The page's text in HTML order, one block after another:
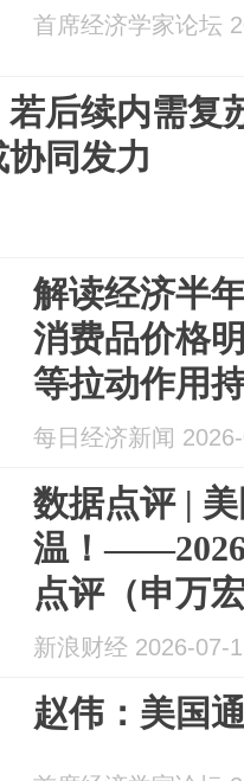
首席经济学家论坛
后续内需复
同发力
解读经济半
消费品价格
等拉动作用
每日经济新闻
数据点评 |
温！——2026
点评（申万
新浪财经 2026-07-
赵伟：美国